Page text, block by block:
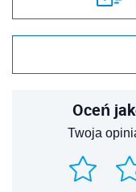
Oceń
Twoja